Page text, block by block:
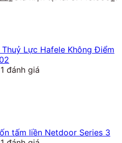
Thuỷ Lực Hafele Không Điểm
1 đánh giá
tấm liền Netdoor Series 3